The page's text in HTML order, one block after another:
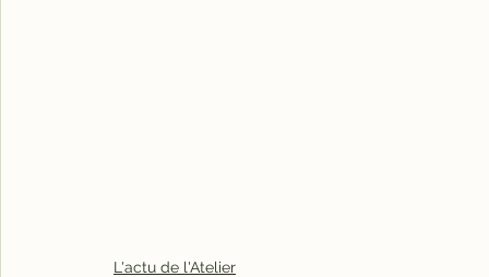
L'actu de l'Atelier